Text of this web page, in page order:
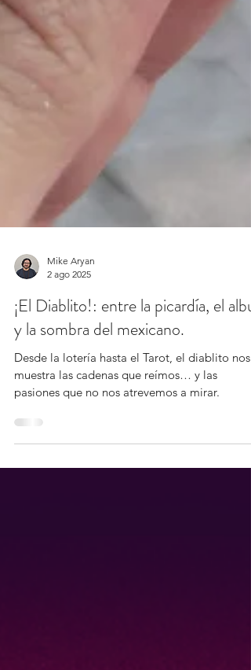
Mike Aryan
¡El Diablito!: entre la picardía, el albur
y la sombra del mexicano.
Desde la lotería hasta el Tarot, el diablito nos
muestra las cadenas que reímos… y las